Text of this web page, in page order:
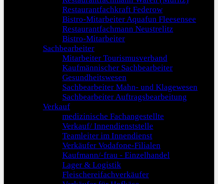
Restaurantfachkraft Federow
Bistro-Mitarbeiter Aquafun Fleesensee
Restaurantfachmann Neustrelitz
Bistro-Mitarbeiter
Sachbearbeiter
Mitarbeiter Tourismusverband
Kaufmännischer Sachbearbeiter
Gesundheitswesen
Sachbearbeiter Mahn- und Klagewesen
Sachbearbeiter Auftragsbearbeitung
Verkauf
medizinische Fachangestellte
Verkauf/ Innendienststelle
Teamleiter im Innendienst
Verkäufer Vodafone-Filialen
Kaufmann/-frau - Einzelhandel
Lager & Logistik
Fleischereifachverkäufer